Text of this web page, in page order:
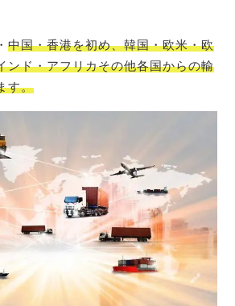
・中国・香港を初め、韓国・欧米・欧
ンド・アフリカその他各国からの輸
す。